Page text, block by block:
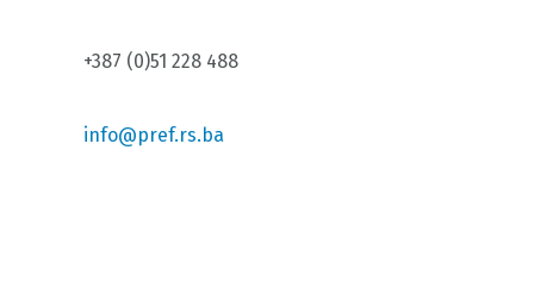
+387 (0)51 228 488
info@pref.rs.ba